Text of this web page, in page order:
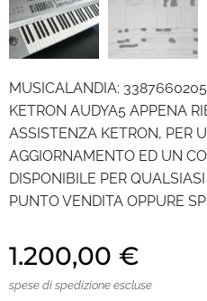
MUSICALANDIA:
KETRON AUDYA5 APPENA
ASSISTENZA KETRON, PER
AGGIORNAMENTO ED UN
DISPONIBILE PER
PUNTO VENDITA OPPURE
1.200,00 €
spese di spedizione escluse